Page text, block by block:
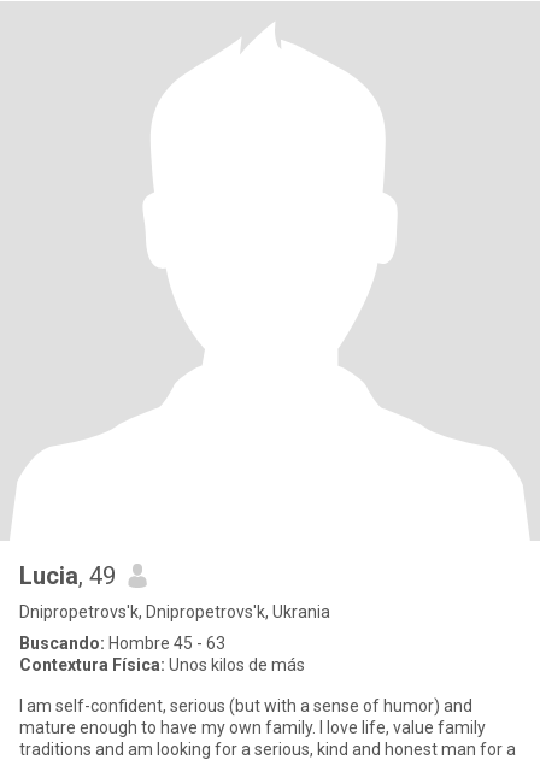
Lucia, 49
Dnipropetrovs'k, Dnipropetrovs'k, Ukrania
Buscando: Hombre 45 - 63
Contextura Física: Unos kilos de más
I am self-confident, serious (but with a sense of humor) and
mature enough to have my own family. I love life, value family
traditions and am looking for a serious, kind and honest man for a